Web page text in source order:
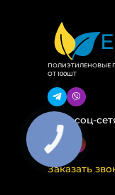
ПОЛИЭТИЛЕНОВЫЕ
ОТ 100ШТ
Ми в соц-
Заказать